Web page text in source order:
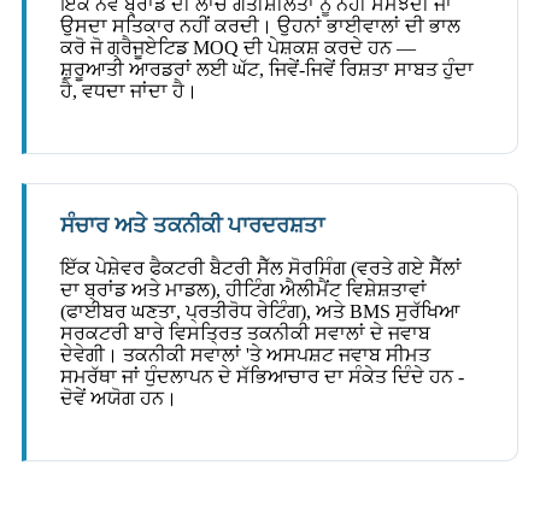
ਉਸਦਾ ਸਤਿਕਾਰ ਨਹੀਂ ਕਰਦੀ। ਉਹਨਾਂ ਭਾਈਵਾਲਾਂ ਦੀ ਭਾਲ
ਕਰੋ ਜੋ ਗ੍ਰੈਜੂਏਟਿਡ MOQ ਦੀ ਪੇਸ਼ਕਸ਼ ਕਰਦੇ ਹਨ —
ਸ਼ੁਰੂਆਤੀ ਆਰਡਰਾਂ ਲਈ ਘੱਟ, ਜਿਵੇਂ-ਜਿਵੇਂ ਰਿਸ਼ਤਾ ਸਾਬਤ ਹੁੰਦਾ
ਹੈ, ਵਧਦਾ ਜਾਂਦਾ ਹੈ।
ਸੰਚਾਰ ਅਤੇ ਤਕਨੀਕੀ ਪਾਰਦਰਸ਼ਤਾ
ਇੱਕ ਪੇਸ਼ੇਵਰ ਫੈਕਟਰੀ ਬੈਟਰੀ ਸੈੱਲ ਸੋਰਸਿੰਗ (ਵਰਤੇ ਗਏ ਸੈੱਲਾਂ
ਦਾ ਬ੍ਰਾਂਡ ਅਤੇ ਮਾਡਲ), ਹੀਟਿੰਗ ਐਲੀਮੈਂਟ ਵਿਸ਼ੇਸ਼ਤਾਵਾਂ
(ਫਾਈਬਰ ਘਣਤਾ, ਪ੍ਰਤੀਰੋਧ ਰੇਟਿੰਗ), ਅਤੇ BMS ਸੁਰੱਖਿਆ
ਸਰਕਟਰੀ ਬਾਰੇ ਵਿਸਤ੍ਰਿਤ ਤਕਨੀਕੀ ਸਵਾਲਾਂ ਦੇ ਜਵਾਬ
ਦੇਵੇਗੀ। ਤਕਨੀਕੀ ਸਵਾਲਾਂ 'ਤੇ ਅਸਪਸ਼ਟ ਜਵਾਬ ਸੀਮਤ
ਸਮਰੱਥਾ ਜਾਂ ਧੁੰਦਲਾਪਨ ਦੇ ਸੱਭਿਆਚਾਰ ਦਾ ਸੰਕੇਤ ਦਿੰਦੇ ਹਨ -
ਦੋਵੇਂ ਅਯੋਗ ਹਨ।